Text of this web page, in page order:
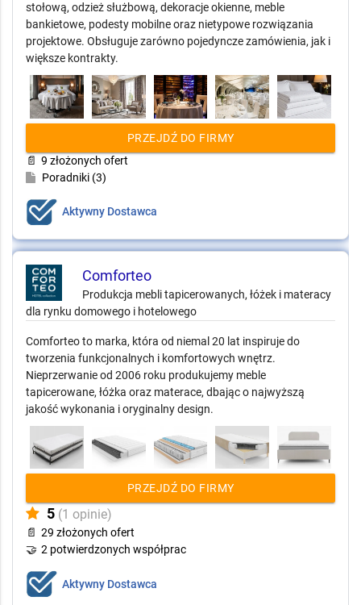
stołową, odzież służbową, dekoracje okienne, meble
bankietowe, podesty mobilne oraz nietypowe rozwiązania
projektowe. Obsługuje zarówno pojedyncze zamówienia, jak i
większe kontrakty.
PRZEJDŹ DO FIRMY
📄 9 złożonych ofert
Poradniki (3)
Aktywny Dostawca
Comforteo
Produkcja mebli tapicerowanych, łóżek i materacy
dla rynku domowego i hotelowego
Comforteo to marka, która od niemal 20 lat inspiruje do
tworzenia funkcjonalnych i komfortowych wnętrz.
Nieprzerwanie od 2006 roku produkujemy meble
tapicerowane, łóżka oraz materace, dbając o najwyższą
jakość wykonania i oryginalny design.
PRZEJDŹ DO FIRMY
5 (1 opinie)
📄 29 złożonych ofert
🤝 2 potwierdzonych współprac
Aktywny Dostawca